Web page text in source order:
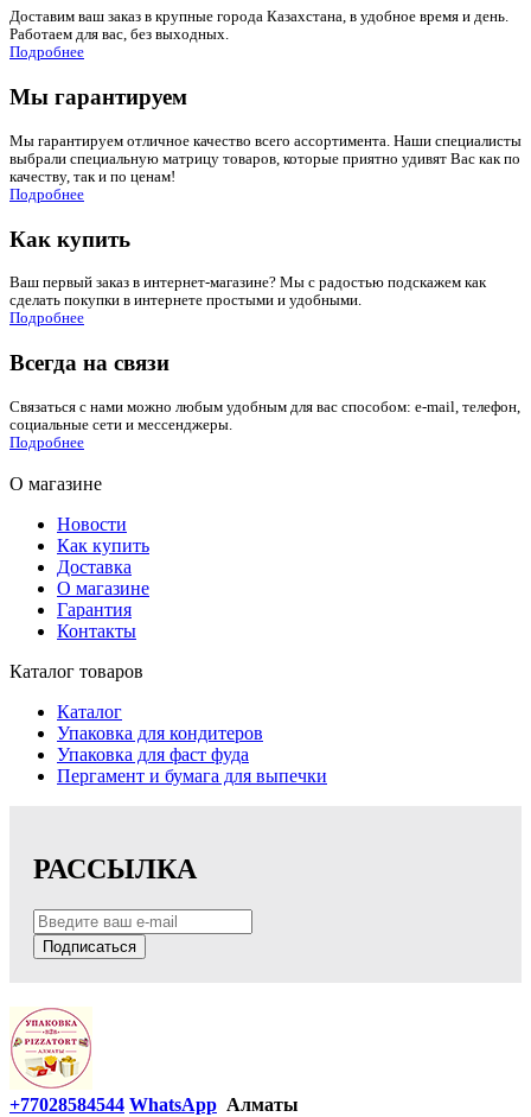
Доставим ваш заказ в крупные города Казахстана, в удобное время и день.
Работаем для вас, без выходных.
Подробнее
Мы гарантируем
Мы гарантируем отличное качество всего ассортимента. Наши специалисты
выбрали специальную матрицу товаров, которые приятно удивят Вас как по
качеству, так и по ценам!
Подробнее
Как купить
Ваш первый заказ в интернет-магазине? Мы с радостью подскажем как
сделать покупки в интернете простыми и удобными.
Подробнее
Всегда на связи
Связаться с нами можно любым удобным для вас способом: e-mail, телефон,
социальные сети и мессенджеры.
Подробнее
О магазине
Новости
Как купить
Доставка
О магазине
Гарантия
Контакты
Каталог товаров
Каталог
Упаковка для кондитеров
Упаковка для фаст фуда
Пергамент и бумага для выпечки
РАССЫЛКА
Подписаться
+77028584544 WhatsApp Алматы